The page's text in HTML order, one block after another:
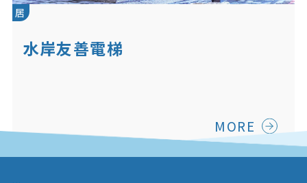
居
水岸友善電梯
MORE